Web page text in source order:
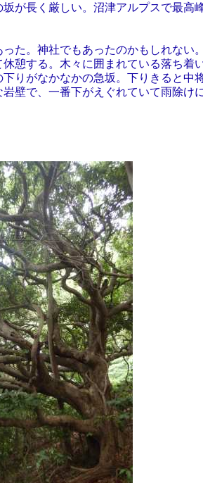
く厳しい。沼津アルプスで最高峰
神社でもあったのかもしれない。
る。木々に囲まれている落ち着い
なかなかの急坂。下りきると中将
、一番下がえぐれていて雨除け